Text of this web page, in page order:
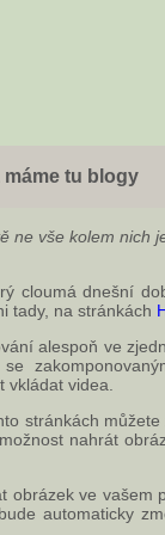
máme tu blogy
ne vše kolem nich
cloumá dnešní
tady, na stránkách
alespoň ve
videa.
stránkách
nahrát
obrázek ve vašem
automaticky